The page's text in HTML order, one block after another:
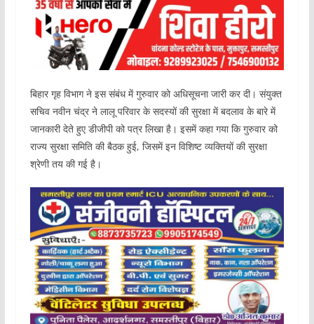
बिहार गृह विभाग ने इस संबंध में गुरुवार को अधिसूचना जारी कर दी। संयुक्त
सचिव नवीन चंद्र ने लालू परिवार के सदस्यों की सुरक्षा में बदलाव के बारे में
जानकारी देते हुए डीजीपी को पत्र लिखा है। इसमें कहा गया कि गुरुवार को
राज्य सुरक्षा समिति की बैठक हुई, जिसमें इन विशिष्ट व्यक्तियों की सुरक्षा
श्रेणी तय की गई है।